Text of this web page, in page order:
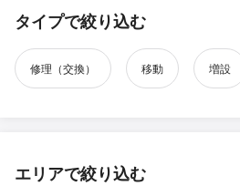
タイプで絞り込む
修理（交換） 移動 増設
エリアで絞り込む